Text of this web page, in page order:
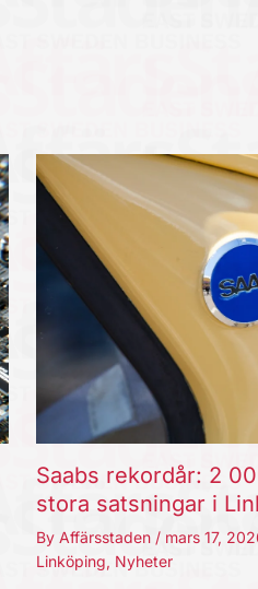
Saabs rekordår: 2
stora satsningar i
By Affärsstaden / mars 17,
Linköping, Nyheter